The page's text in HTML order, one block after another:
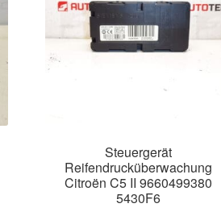
Steuergerät
Reifendrucküberwachung
Citroën C5 II 9660499380
5430F6